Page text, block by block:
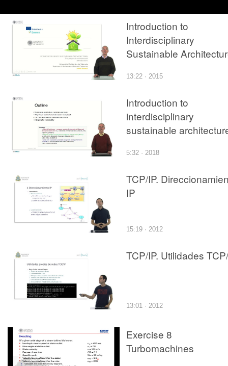
Introduction to
Interdisciplinary
Sustainable
13:22 · 2015
Introduction to
interdisciplinary
sustainable
5:32 · 2018
TCP/IP.
IP
15:19 · 2012
TCP/IP. Utilidades
13:01 · 2012
Exercise 8
Turbomachines